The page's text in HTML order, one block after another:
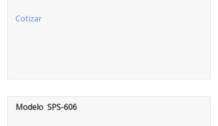
Cotizar
Modelo SPS-606